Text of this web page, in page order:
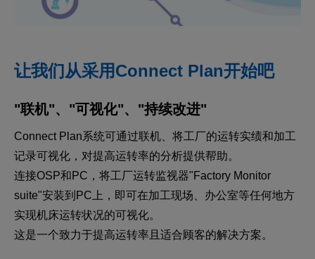
让我们从采用Connect Plan开始吧
"联机"、"可视化"、"持续改进"
Connect Plan系统可通过联机、将工厂的运转实绩和加工
记录可视化，对提高运转率的分析提供帮助。
连接OSP和PC，将工厂运转监视器"Factory Monitor
suite"安装到PC上，即可在加工现场、办公室等任何地方
实现机床运转状况的可视化。
这是一个致力于提高运转率且适合顾客的解决方案。